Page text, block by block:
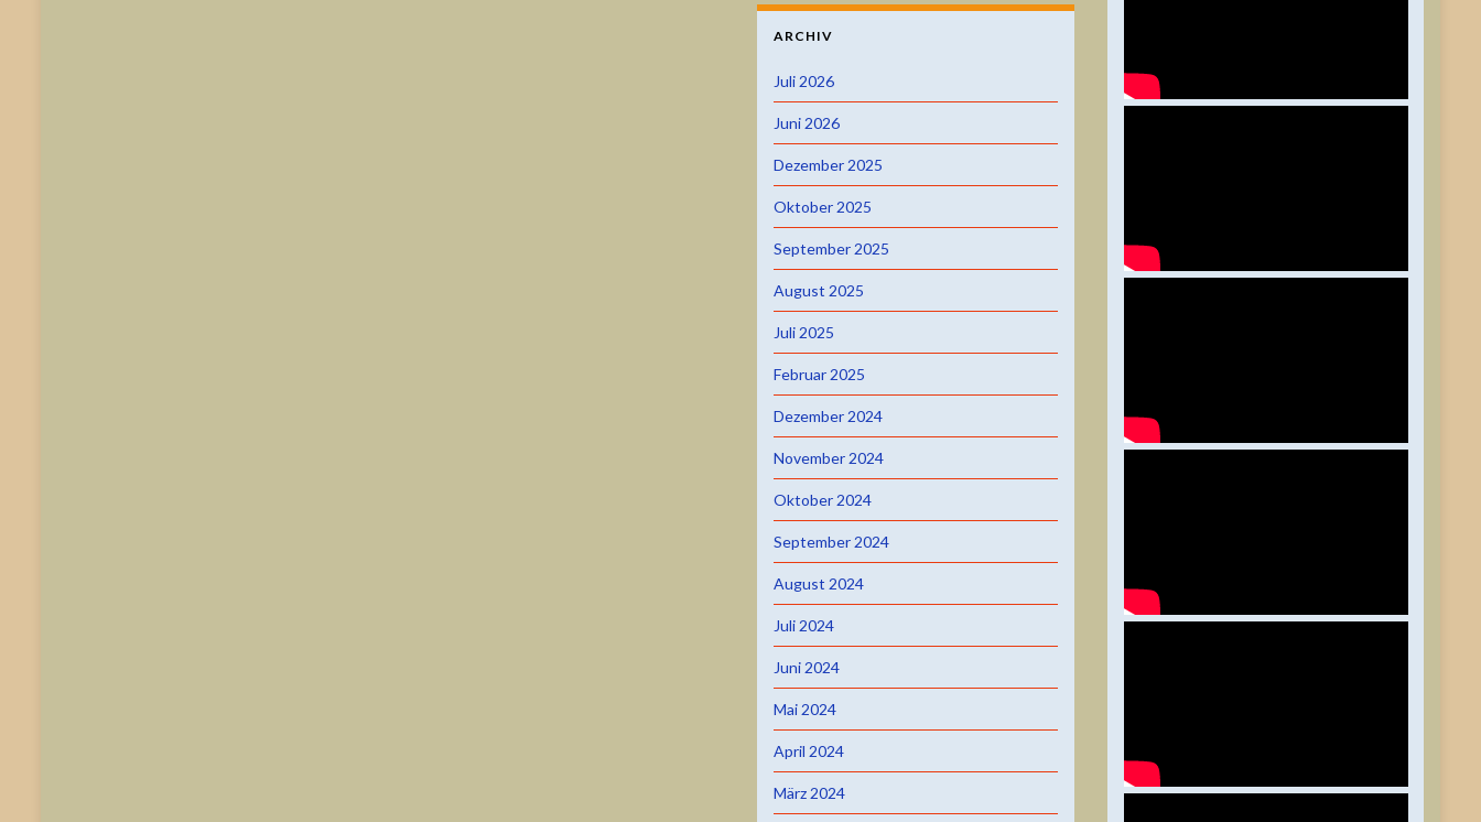
ARCHIV
Juli 2026
Juni 2026
Dezember 2025
Oktober 2025
September 2025
August 2025
Juli 2025
Februar 2025
Dezember 2024
November 2024
Oktober 2024
September 2024
August 2024
Juli 2024
Juni 2024
Mai 2024
April 2024
März 2024